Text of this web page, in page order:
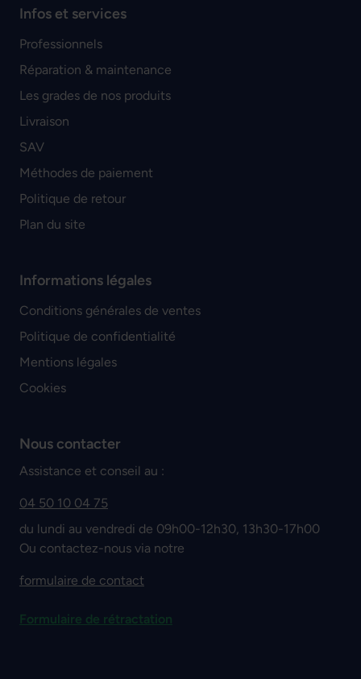
Infos et services
Professionnels
Réparation & maintenance
Les grades de nos produits
Livraison
SAV
Méthodes de paiement
Politique de retour
Plan du site
Informations légales
Conditions générales de ventes
Politique de confidentialité
Mentions légales
Cookies
Nous contacter
Assistance et conseil au :
04 50 10 04 75
du lundi au vendredi de 09h00-12h30, 13h30-17h00
Ou contactez-nous via notre
formulaire de contact
Formulaire de rétractation